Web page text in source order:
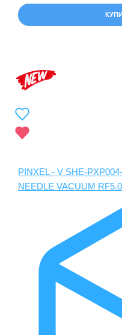
PINXEL - V SHE-
NEEDLE VACUUM RF5.0